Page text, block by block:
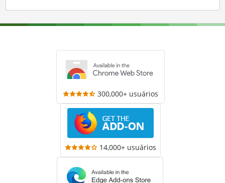
300,000+ usuários
14,000+ usuários